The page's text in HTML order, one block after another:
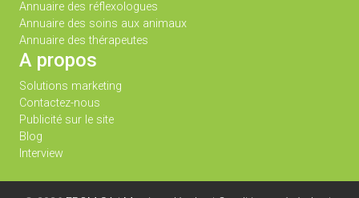
Annuaire des réflexologues
Annuaire des soins aux animaux
Annuaire des thérapeutes
A propos
Solutions marketing
Contactez-nous
Publicité sur le site
Blog
Interview